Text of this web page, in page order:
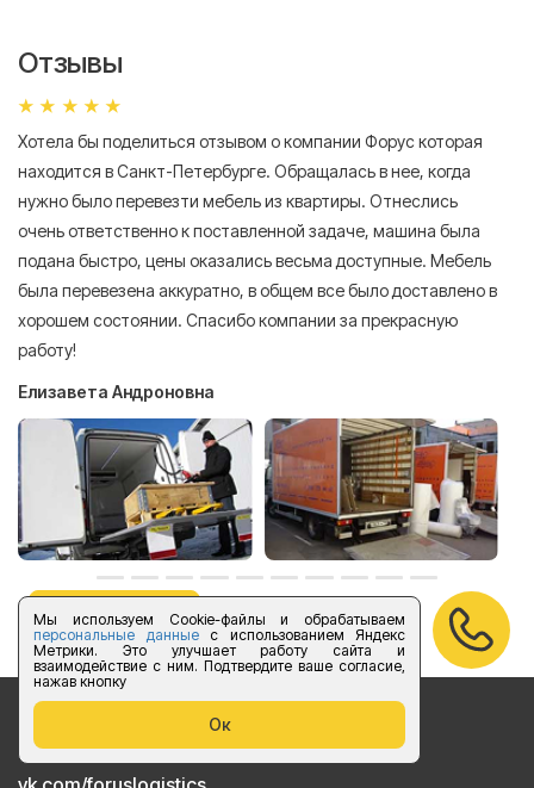
Мы используем Cookie-файлы и обрабатываем
персональные данныес использованием Яндекс
Метрики. Это улучшает работу сайта и
взаимодействие с ним. Подтвердите ваше согласие,
нажав кнопку
Ок
Отзывы
Хотела бы поделиться отзывом о компании Форус которая
находится в Санкт-Петербурге. Обращалась в нее, когда
нужно было перевезти мебель из квартиры. Отнеслись
очень ответственно к поставленной задаче, машина была
подана быстро, цены оказались весьма доступные. Мебель
была перевезена аккуратно, в общем все было доставлено в
хорошем состоянии. Спасибо компании за прекрасную
работу!
Елизавета Андроновна
оставить отзыв
Бесплатный звонок по России